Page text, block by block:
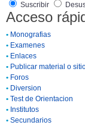
Suscribir
Acceso
• Monografias
• Examenes
• Enlaces
• Publicar material o
• Foros
• Diversion
• Test de Orientacion
• Institutos
• Secundarios